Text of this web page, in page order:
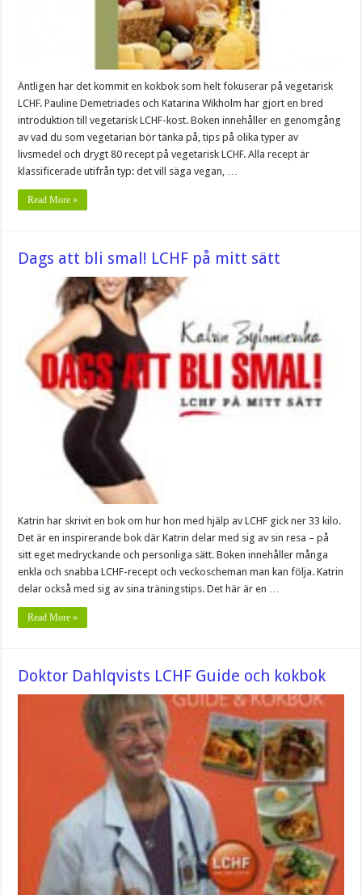
Äntligen har det kommit en kokbok som helt fokuserar på vegetarisk
LCHF. Pauline Demetriades och Katarina Wikholm har gjort en bred
introduktion till vegetarisk LCHF-kost. Boken innehåller en genomgång
av vad du som vegetarian bör tänka på, tips på olika typer av
livsmedel och drygt 80 recept på vegetarisk LCHF. Alla recept är
klassificerade utifrån typ: det vill säga vegan, …
Read More »
Dags att bli smal! LCHF på mitt sätt
Katrin har skrivit en bok om hur hon med hjälp av LCHF gick ner 33 kilo.
Det är en inspirerande bok där Katrin delar med sig av sin resa – på
sitt eget medryckande och personliga sätt. Boken innehåller många
enkla och snabba LCHF-recept och veckoscheman man kan följa. Katrin
delar också med sig av sina träningstips. Det här är en …
Read More »
Doktor Dahlqvists LCHF Guide och kokbok